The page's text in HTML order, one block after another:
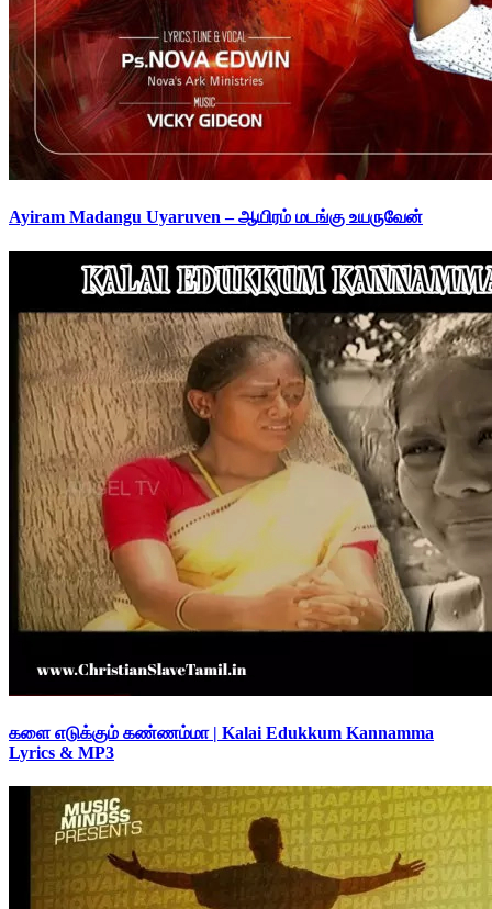
Ayiram Madangu Uyaruven – ஆயிரம் மடங்கு உயருவேன்
களை எடுக்கும் கண்ணம்மா | Kalai Edukkum Kannamma
Lyrics & MP3